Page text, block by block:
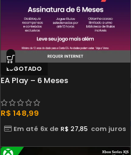
ESGOTADO
EA Play – 6 Meses
R$ 148,99
Em até 6x deR$ 27,85 com juros